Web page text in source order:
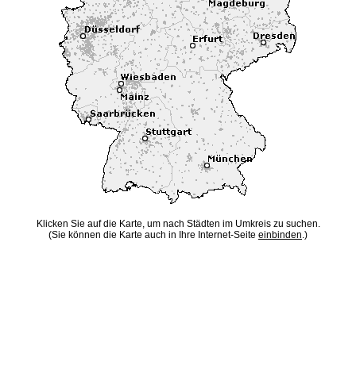
Klicken Sie auf die Karte, um nach Städten im Umkreis zu suchen.
(Sie können die Karte auch in Ihre Internet-Seite einbinden.)